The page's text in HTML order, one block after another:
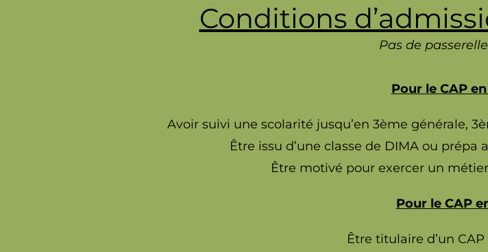
Conditions
Pas de
Pour le CAP
Avoir suivi une scolarité jusqu’en 3ème générale,
Être issu d’une classe de DIMA ou
Être motivé pour exercer un
Pour le CAP
Être titulaire d’un CAP